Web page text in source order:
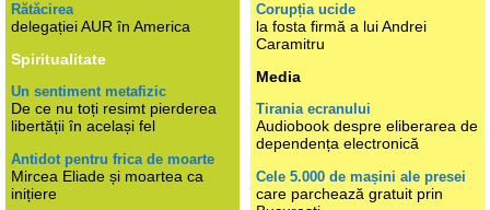
Rătăcirea
delegației AUR în America
Spiritualitate
Un sentiment metafizic
De ce nu toți resimt pierderea
libertății în același fel
Antidot pentru frica de moarte
Mircea Eliade și moartea ca
inițiere
Corupția ucide
la fosta firmă a lui Andrei
Caramitru
Media
Tirania ecranului
Audiobook despre eliberarea de
dependența electronică
Cele 5.000 de mașini ale presei
care parchează gratuit prin